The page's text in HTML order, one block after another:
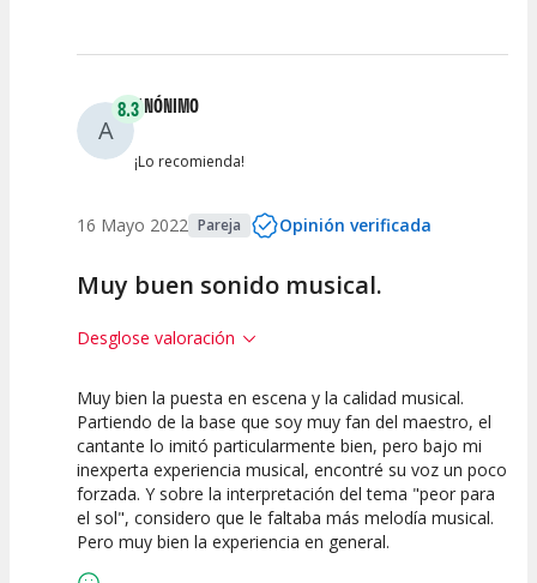
A
8.3ANÓNIMO
¡Lo recomienda!
16 Mayo 2022 Pareja Opinión verificada
Muy buen sonido musical.
Desglose valoración
7.5
Calidad del
Espectáculo
10
Puesta en
Escena
7.5
Interpretación
artística
Muy bien la puesta en escena y la calidad musical.
Partiendo de la base que soy muy fan del maestro, el
cantante lo imitó particularmente bien, pero bajo mi
inexperta experiencia musical, encontré su voz un poco
forzada. Y sobre la interpretación del tema "peor para
el sol", considero que le faltaba más melodía musical.
Pero muy bien la experiencia en general.